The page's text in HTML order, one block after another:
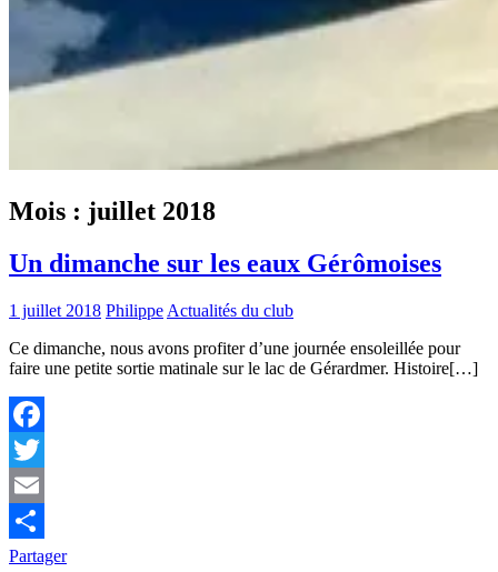
Mois : juillet 2018
Un dimanche sur les eaux Gérômoises
1 juillet 2018 Philippe Actualités du club
Ce dimanche, nous avons profiter d’une journée ensoleillée pour
faire une petite sortie matinale sur le lac de Gérardmer. Histoire[…]
Facebook
Twitter
Email
Partager